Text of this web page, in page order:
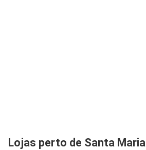
Lojas perto de Santa Maria